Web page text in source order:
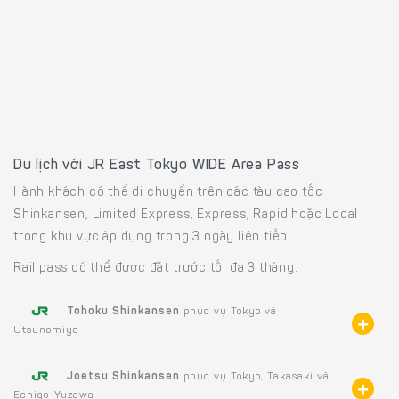
Du lịch với JR East Tokyo WIDE Area Pass
Hành khách có thể di chuyển trên các tàu cao tốc
Shinkansen, Limited Express, Express, Rapid hoặc Local
trong khu vực áp dụng trong 3 ngày liên tiếp.
Rail pass có thể được đặt trước tối đa 3 tháng.
Tohoku Shinkansen phục vụ Tokyo và
Utsunomiya
Joetsu Shinkansen phục vụ Tokyo, Takasaki và
Echigo-Yuzawa